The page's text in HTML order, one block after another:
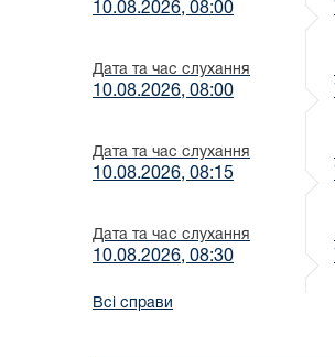
10.08.2026, 08:00
Дата та час слухання
10.08.2026, 08:00
Дата та час слухання
10.08.2026, 08:15
Дата та час слухання
10.08.2026, 08:30
Всі справи